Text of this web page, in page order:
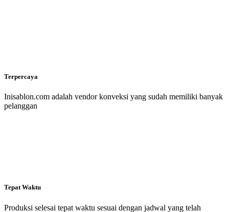
Terpercaya
Inisablon.com adalah vendor konveksi yang sudah memiliki banyak
pelanggan
Tepat Waktu
Produksi selesai tepat waktu sesuai dengan jadwal yang telah